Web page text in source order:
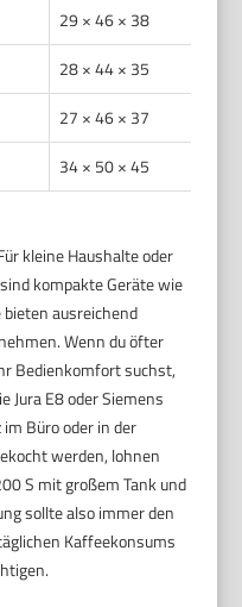
29 × 46 × 38
28 × 44 × 35
27 × 46 × 37
34 × 50 × 45
kleine Haushalte oder
kompakte Geräte wie
bieten ausreichend
Wenn du öfter
Bedienkomfort suchst,
Jura E8 oder Siemens
Büro oder in der
werden, lohnen
S mit großem Tank und
sollte also immer den
Kaffeekonsums